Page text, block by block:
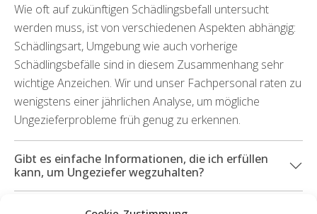
Wie oft auf zukünftigen Schädlingsbefall untersucht
werden muss, ist von verschiedenen Aspekten abhängig:
Schädlingsart, Umgebung wie auch vorherige
Schädlingsbefälle sind in diesem Zusammenhang sehr
wichtige Anzeichen. Wir und unser Fachpersonal raten zu
wenigstens einer jährlichen Analyse, um mögliche
Ungezieferprobleme früh genug zu erkennen.
Gibt es einfache Informationen, die ich erfüllen
kann, um Ungeziefer wegzuhalten?
Welche Dienstleistungen kann ich in Anspruch